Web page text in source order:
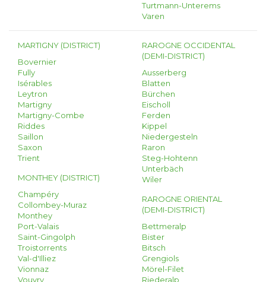
Turtmann-Unterems
Varen
MARTIGNY (DISTRICT)
Bovernier
Fully
Isérables
Leytron
Martigny
Martigny-Combe
Riddes
Saillon
Saxon
Trient
MONTHEY (DISTRICT)
Champéry
Collombey-Muraz
Monthey
Port-Valais
Saint-Gingolph
Troistorrents
Val-d'Illiez
Vionnaz
Vouvry
RAROGNE OCCIDENTAL
(DEMI-DISTRICT)
Ausserberg
Blatten
Bürchen
Eischoll
Ferden
Kippel
Niedergesteln
Raron
Steg-Hohtenn
Unterbäch
Wiler
RAROGNE ORIENTAL
(DEMI-DISTRICT)
Bettmeralp
Bister
Bitsch
Grengiols
Mörel-Filet
Riederalp